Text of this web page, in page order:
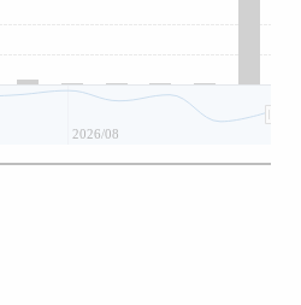
2026/08